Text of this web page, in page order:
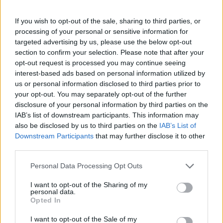
If you wish to opt-out of the sale, sharing to third parties, or
processing of your personal or sensitive information for
targeted advertising by us, please use the below opt-out
section to confirm your selection. Please note that after your
opt-out request is processed you may continue seeing
interest-based ads based on personal information utilized by
us or personal information disclosed to third parties prior to
your opt-out. You may separately opt-out of the further
disclosure of your personal information by third parties on the
IAB’s list of downstream participants. This information may
also be disclosed by us to third parties on the IAB’s List of
Downstream Participants that may further disclose it to other
Personal Data Processing Opt Outs
I want to opt-out of the Sharing of my
personal data.
Opted In
I want to opt-out of the Sale of my
pacjentki
gość
Tabletka dzień po
Dzień dobry jaka jest szansa zajścia w ciążę trzy
dni przed owulacja? Czy w takim wypadku
zadziała tabletka dzień po? Partner nie ma
Ginekologia - specjalista radzi, dla
pacjentki
POWIĄZANE